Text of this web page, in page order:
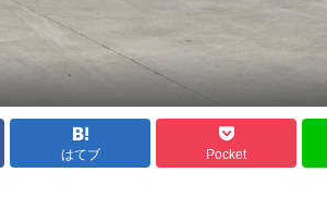
はてブ Pocket